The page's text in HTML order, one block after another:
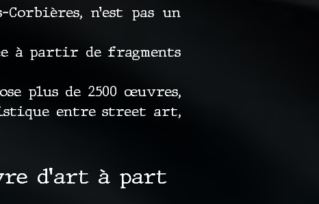
n’est pas un
à partir de fragments
plus de 2500 œuvres,
entre street art,
d’art à part